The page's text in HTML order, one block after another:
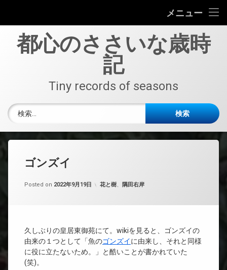
メニュー
野鳥
隅田右岸
隅田左岸
東京港
函館
土木
INFO
都心のささいな歳時
記
Tiny records of seasons
ゴンズイ
Posted on 2022年9月19日
Updated on 2022年9月19日
by nobue
カテゴリー:
花と樹、 隅田右岸
久しぶりの皇居東御苑にて。wikiを見ると、ゴンズイの
由来の１つとして「魚のゴンズイに由来し、それと同様
に役に立たないため。」と酷いことが書かれていた
(笑)。